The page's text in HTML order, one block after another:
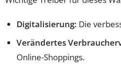
Digitalisierung: Die
Verändertes
Online-Shoppings.